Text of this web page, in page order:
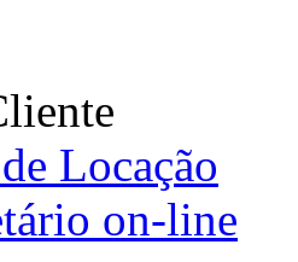
Locação
on-line